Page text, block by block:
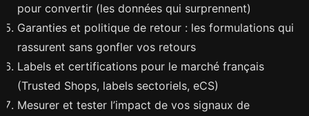
pour convertir (les données qui surprennent)
Garanties et politique de retour : les formulations qui
rassurent sans gonfler vos retours
Labels et certifications pour le marché français
(Trusted Shops, labels sectoriels, eCS)
Mesurer et tester l’impact de vos signaux de